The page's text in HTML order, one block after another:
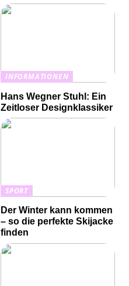
INFORMATIONEN
Hans Wegner Stuhl: Ein
Zeitloser Designklassiker
SPORT
Der Winter kann kommen
– so die perfekte Skijacke
finden